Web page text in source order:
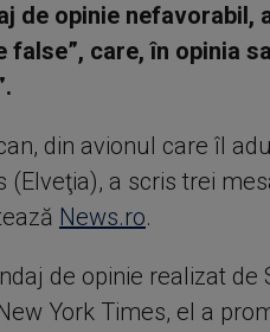
de opinie nefavorabil,
false”, care, în opinia
din avionul care îl
(Elveţia), a scris trei
News.ro.
de opinie realizat de
York Times, el a